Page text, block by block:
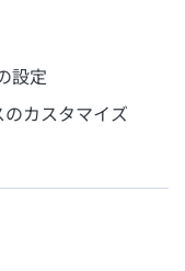
設定
カスタマイズ